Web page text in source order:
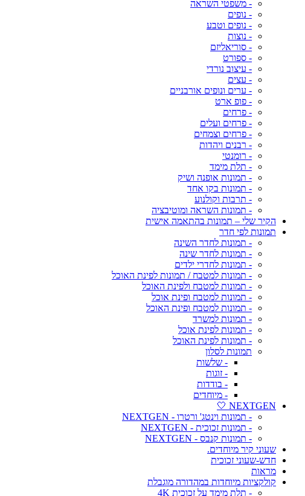
- משפטי השראה
- נופים
- נופים וטבע
- נוצות
- סוריאליזם
- ספורט
- עיצוב נורדי
- עצים
- ערים ונופים אורבניים
- פופ ארט
- פרחים
- פרחים ועלים
- פרחים וצמחים
- רבנים ויהדות
- רומנטי
- תלת מימד
- תמונות אופנה ושיק
- תמונות בקו אחד
- תרבות וקולנוע
- תמונות השראה ומוטיבציה
הקיר שלי – תמונות בהתאמה אישית
תמונות לפי חדר
- תמונות לחדר השינה
- תמונות לחדר שינה
- תמונות לחדרי ילדים
- תמונות למטבח / תמונות לפינת האוכל
- תמונות למטבח ולפינת האוכל
- תמונות למטבח ופינת אוכל
- תמונות למטבח ופינת האוכל
- תמונות למשרד
- תמונות לפינת אוכל
- תמונות לפינת האוכל
תמונות לסלון
- שלשות
- זוגות
- בודדות
- מיוחדים
NEXTGEN 🤍
- תמונות וינטג' ורטרו - NEXTGEN
- תמונות זכוכית - NEXTGEN
- תמונות קנבס - NEXTGEN
שעוני קיר מיוחדים.
חדש-שעוני זכוכית
מראות
קולקציות מיוחדות במהדורה מוגבלת
- תלת מימד על זכוכית 4K